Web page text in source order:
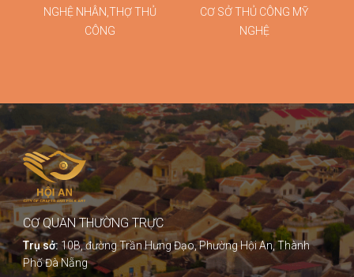
NGHỆ NHÂN,THỢ THỦ
CÔNG
CƠ SỞ THỦ CÔNG MỸ
NGHỆ
CƠ QUAN THƯỜNG TRỰC
Trụ sở: 10B, đường Trần Hưng Đạo, Phường Hội An, Thành
Phố Đà Nẵng